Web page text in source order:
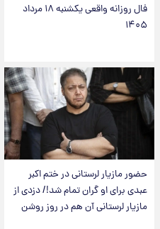
فال روزانه واقعی یکشنبه ۱۸ مرداد
۱۴۰۵
حضور مازیار لرستانی در ختم اکبر
عبدی برای او گران تمام شد!/ دزدی از
مازیار لرستانی آن هم در روز روشن